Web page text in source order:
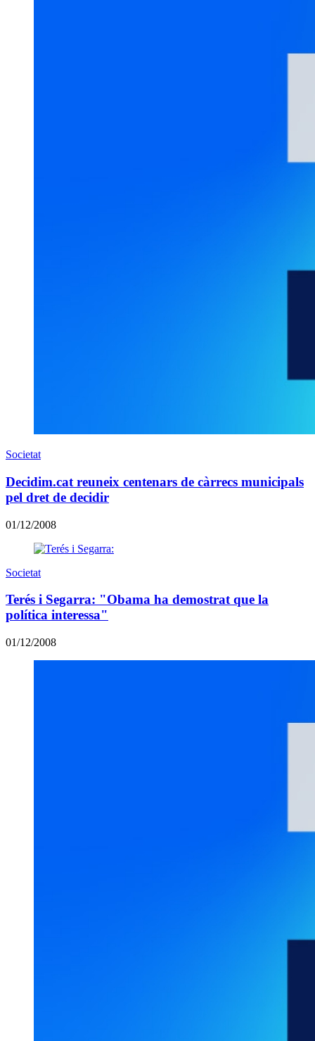
Societat
Decidim.cat reuneix centenars de càrrecs municipals
pel dret de decidir
01/12/2008
Societat
Terés i Segarra: "Obama ha demostrat que la
política interessa"
01/12/2008